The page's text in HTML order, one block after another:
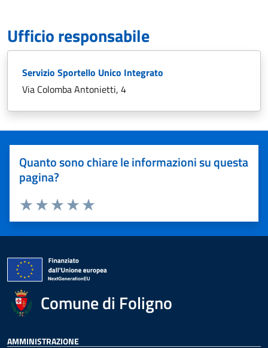
Ufficio responsabile
Servizio Sportello Unico Integrato
Via Colomba Antonietti, 4
Quanto sono chiare le informazioni su questa
pagina?
Valuta 5 stelle su 5
Valuta 4 stelle su 5
Valuta 3 stelle su 5
Valuta 2 stelle su 5
Valuta 1 stelle su 5
Comune di Foligno
AMMINISTRAZIONE